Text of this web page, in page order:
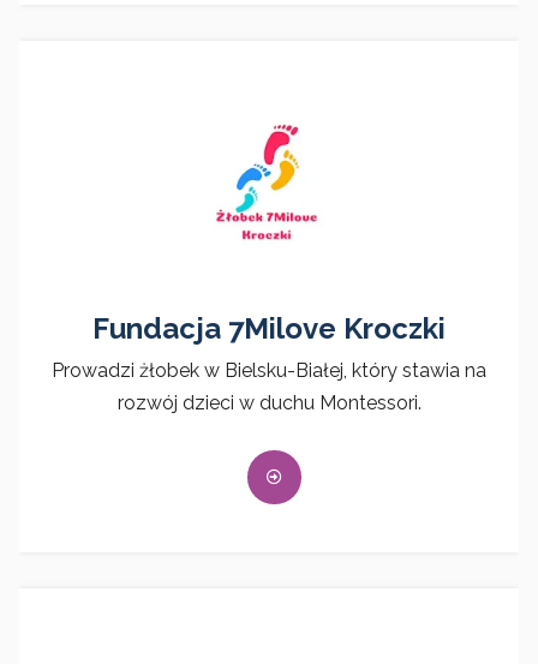
Fundacja 7Milove Kroczki
Prowadzi żłobek w Bielsku-Białej, który stawia na
rozwój dzieci w duchu Montessori.